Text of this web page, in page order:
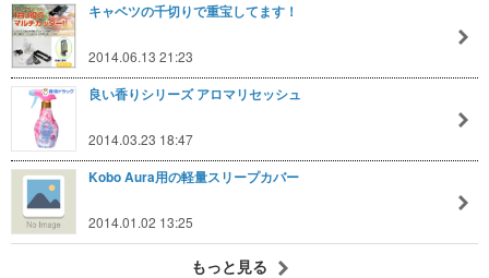
キャベツの千切りで重宝してます！
2014.06.13 21:23
良い香りシリーズ アロマリセッシュ
2014.03.23 18:47
Kobo Aura用の軽量スリープカバー
2014.01.02 13:25
もっと見る